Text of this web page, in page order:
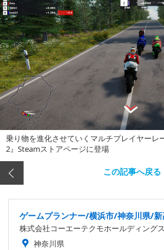
乗り物を進化させていくマルチプレイヤーレ
2』Steamストアページに登場
この記事へ戻る
ゲームプランナー/横浜市/神奈川県/新
株式会社コーエーテクモホールディングス
神奈川県